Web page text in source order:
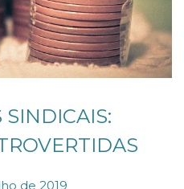
SINDICAIS:
de 2019